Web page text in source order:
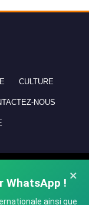
×
WhatsApp !
ainsi que
CULTURE
NOUS